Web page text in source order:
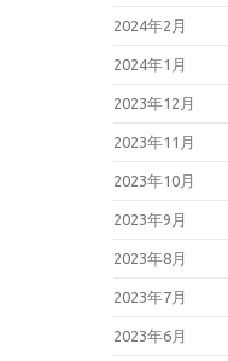
2024年2月
2024年1月
2023年12月
2023年11月
2023年10月
2023年9月
2023年8月
2023年7月
2023年6月